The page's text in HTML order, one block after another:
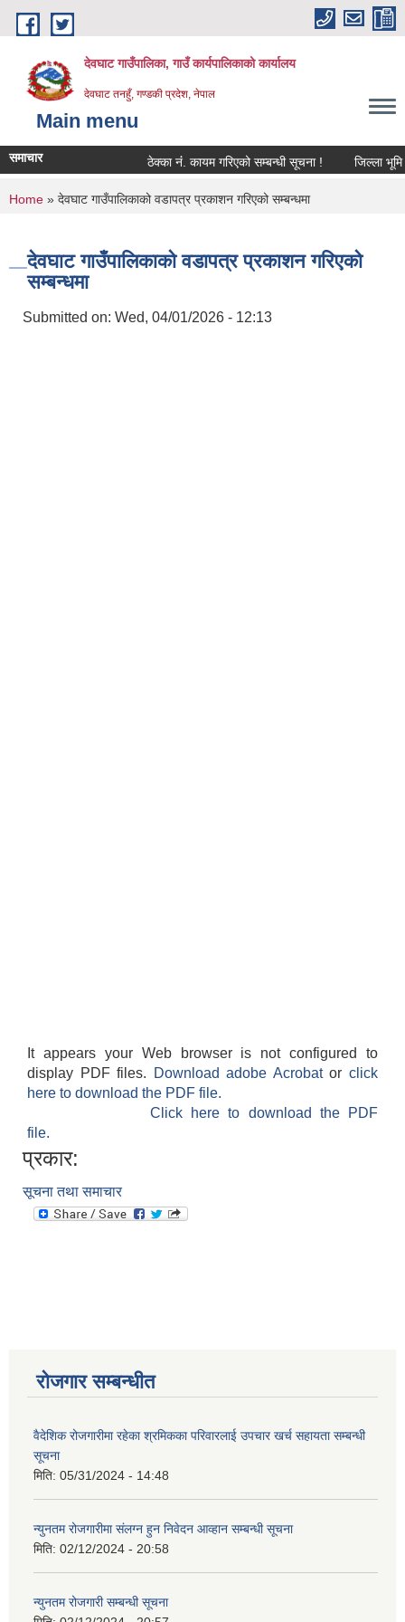
Skip to main content
देवघाट गाउँपालिका, गाउँ कार्यपालिकाको कार्यालय
देवघाट तनहुँ, गण्डकी प्रदेश, नेपाल
Main menu
समाचार ठेक्का नंं. कायम गरिएको सम्बन्धी सूचना ! जिल्ला भूमि
You are here
Home » देवघाट गाउँपालिकाको वडापत्र प्रकाशन गरिएको सम्बन्धमा
देवघाट गाउँपालिकाको वडापत्र प्रकाशन गरिएको
सम्बन्धमा
Submitted on: Wed, 04/01/2026 - 12:13
It appears your Web browser is not configured to
display PDF files.
Download adobe Acrobatorclick
here to download the PDF file.
Click here to download the PDF
file.
प्रकार:
सूचना तथा समाचार
रोजगार सम्बन्धीत
वैदेशिक रोजगारीमा रहेका श्रमिकका परिवारलाई उपचार खर्च सहायता सम्बन्धी
सूचना
मिति: 05/31/2024 - 14:48
न्युनतम रोजगारीमा संलग्न हुन निवेदन आव्हान सम्बन्धी सूचना
मिति: 02/12/2024 - 20:58
न्युनतम रोजगारी सम्बन्धी सूचना